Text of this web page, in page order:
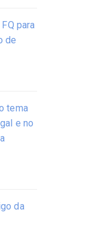
para
de
tema
e no
da